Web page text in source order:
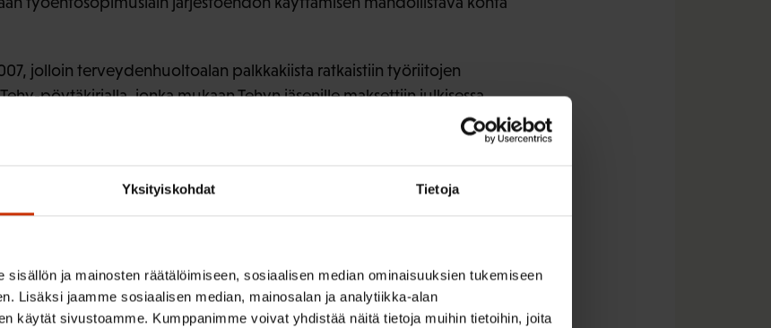
Yksityiskohdat Tietoja
sisällön ja mainosten räätälöimiseen, sosiaalisen median ominaisuuksien tukemiseen
Lisäksi jaamme sosiaalisen median, mainosalan ja analytiikka-alan
käytät sivustoamme. Kumppanimme voivat yhdistää näitä tietoja muihin tietoihin, joita
jolloin terveydenhuoltoalan palkkakiista ratkaistiin työriitojen
pöytäkirjalla, jonka mukaan Tehyn jäsenille maksettiin julkisessa
sovittua suuremmat palkankorotukset. Pöytäkirjasta on tehty AOK:lle
työehtosopimuksen soveltaminen voi johtaa työpaikalla samaa työtä
eri asemaan järjestäytymisen perusteella.
ei ole juridisesti ongelmaton, sillä kyse on kahden perusoikeuden –
johon kuuluu kollektiivinen oikeus neuvotella työehdoista
voisi olla vaikutuksia laajemmin sopimustoimintaan.